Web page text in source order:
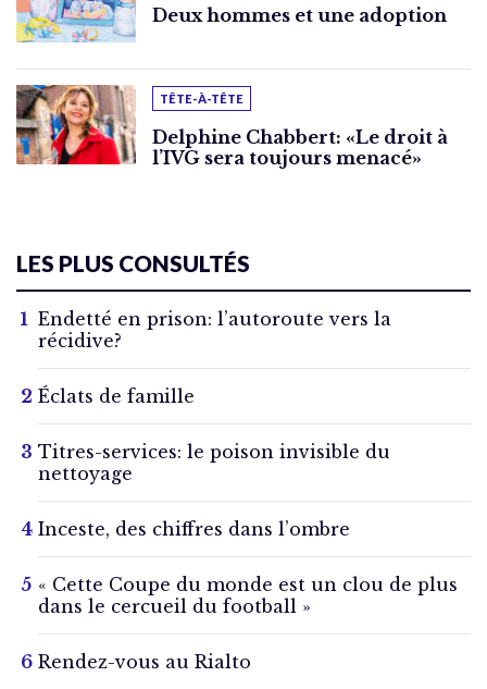
Deux hommes et une adoption
TÊTE-À-TÊTE
Delphine Chabbert: «Le droit à
l’IVG sera toujours menacé»
LES PLUS CONSULTÉS
Endetté en prison: l’autoroute vers la
récidive?
Éclats de famille
Titres-services: le poison invisible du
nettoyage
Inceste, des chiffres dans l’ombre
« Cette Coupe du monde est un clou de plus
dans le cercueil du football »
Rendez-vous au Rialto